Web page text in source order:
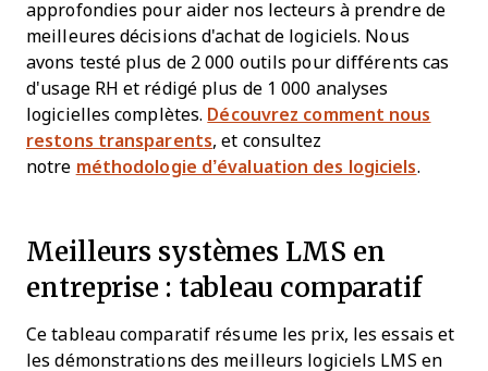
approfondies pour aider nos lecteurs à prendre de
meilleures décisions d'achat de logiciels. Nous
avons testé plus de 2 000 outils pour différents cas
d'usage RH et rédigé plus de 1 000 analyses
logicielles complètes. Découvrez comment nous
restons transparents, et consultez
notre méthodologie d’évaluation des logiciels.
Meilleurs systèmes LMS en
entreprise : tableau comparatif
Ce tableau comparatif résume les prix, les essais et
les démonstrations des meilleurs logiciels LMS en